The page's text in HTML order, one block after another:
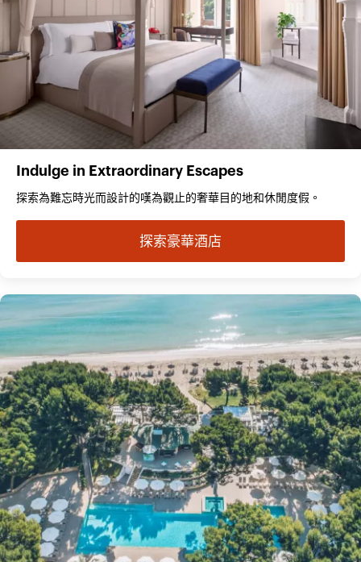
Indulge in Extraordinary Escapes
探索為難忘時光而設計的嘆為觀止的奢華目的地和休閒度假。
探索豪華酒店